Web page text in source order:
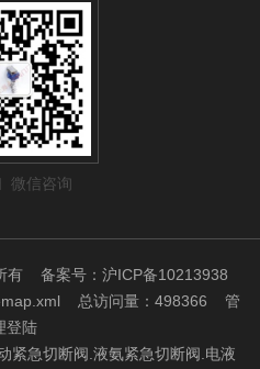
微信咨询
所有备案号：沪ICP备10213938
总访问量：498366管
登陆
紧急切断阀.液氨紧急切断阀.电液